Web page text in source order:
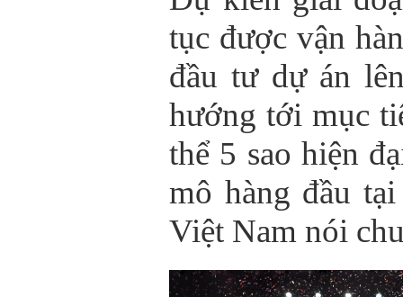
tục được vận
đầu tư dự án
hướng tới mục
thể 5 sao hiện
mô hàng đầu
Việt Nam nói